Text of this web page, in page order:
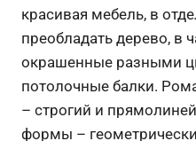
красивая мебель, в
преобладать дерево, в
окрашенные разными
потолочные балки.
– строгий и
формы –